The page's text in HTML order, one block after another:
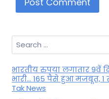
Search
for:
भारतीय रुपया लगातार 9वें
भारी... 165 पैसे हुआ मजबूत,
Tak News